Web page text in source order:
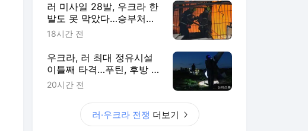
러 미사일 28발, 우크라 한
발도 못 막았다…승부처는
하늘로
18시간 전
우크라, 러 최대 정유시설
이틀째 타격…푸틴, 후방 지
원 기능 통합
20시간 전
러·우크라 전쟁 더보기